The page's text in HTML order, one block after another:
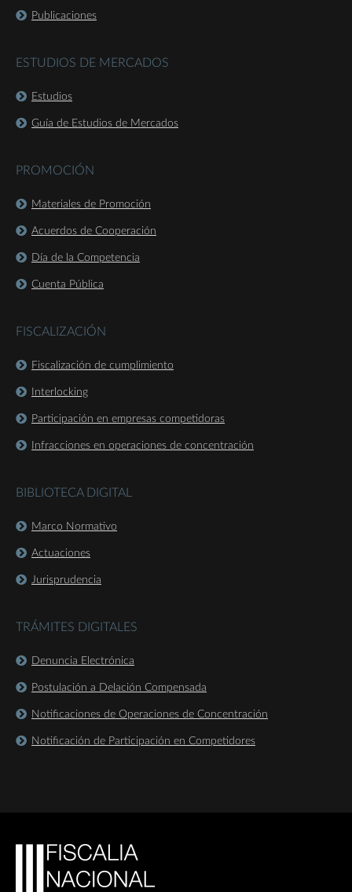
Publicaciones
ESTUDIOS DE MERCADOS
Estudios
Guía de Estudios de Mercados
PROMOCIÓN
Materiales de Promoción
Acuerdos de Cooperación
Día de la Competencia
Cuenta Pública
FISCALIZACIÓN
Fiscalización de cumplimiento
Interlocking
Participación en empresas competidoras
Infracciones en operaciones de concentración
BIBLIOTECA DIGITAL
Marco Normativo
Actuaciones
Jurisprudencia
TRÁMITES DIGITALES
Denuncia Electrónica
Postulación a Delación Compensada
Notificaciones de Operaciones de Concentración
Notificación de Participación en Competidores